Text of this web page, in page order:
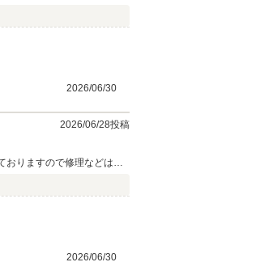
2026/06/30
2026/06/28投稿
りますので修理などは可
2026/06/30